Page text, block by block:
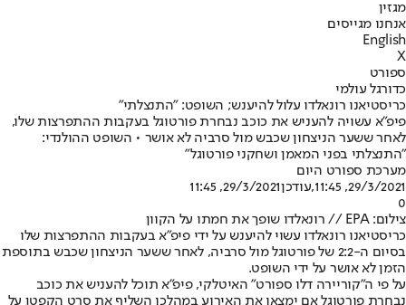
מגזין
אנחנו מגייסים
English
X
ספורט
כדורגל עולמי
כריסטיאנו רונאלדו עלול להיענש; השופט: "התנצלתי"
פיפ"א עשויה להעניש את כוכב נבחרת פורטוגל בעקבות ההתפרצות שלו,
לאחר ששער הניצחון שכבש מול סרביה לא אושר • השופט ההולנדי:
"התנצלתי בפני המאמן ושחקני פורטוגל"
מערכת ספורט היום
29/3/2021, 11:45
,עודכן29/3/2021, 11:45
0
צילום: EPA // רונאלדו שופך את חמתו על הקוון
כריסטיאנו רונאלדו עשוי להיענש על ידי פיפ"א בעקבות ההתפרצות שלו
בסיום ה-2:2 של פורטוגל מול סרביה, לאחר ששער הניצחון שכבש בתוספת
הזמן לא אושר על ידי השופט.
על פי ה"קוריירה דלו ספורט" האיטלקי, פיפ"א תוכל להעניש את כוכב
נבחרת פורטוגל אם ימצאו את האירוע במהלכו השליף את סרט הקפטן על